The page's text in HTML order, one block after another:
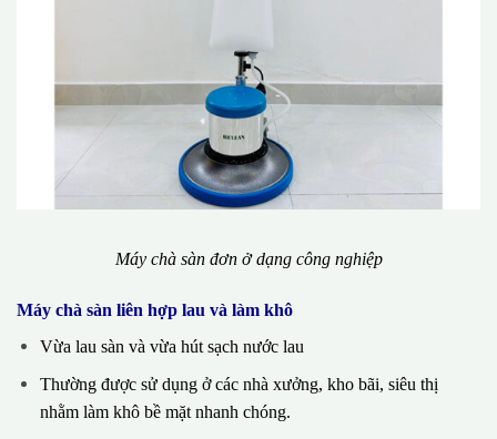
Máy chà sàn đơn ở dạng công nghiệp
Máy chà sàn liên hợp lau và làm khô
Vừa lau sàn và vừa hút sạch nước lau
Thường được sử dụng ở các nhà xưởng, kho bãi, siêu thị
nhằm làm khô bề mặt nhanh chóng.